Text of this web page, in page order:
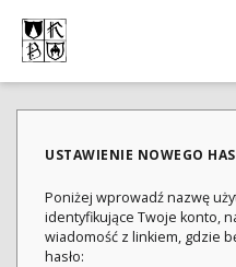
USTAWIENIE NOWEGO
Poniżej wprowadź nazwę
identyfikujące Twoje konto,
wiadomość z linkiem, gdzie
hasło: